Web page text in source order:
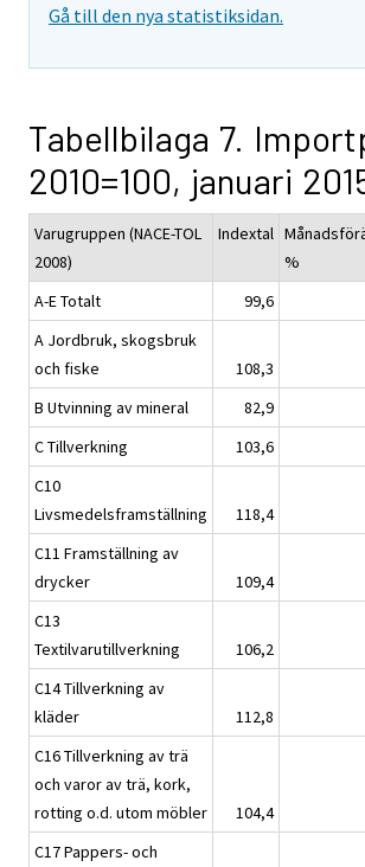
Gå till den nya statistiksidan.
Tabellbilaga 7.
2010=100, januari
Varugruppen (NACE-TOL
2008)
Indextal
%
A-E Totalt
99,6
A Jordbruk, skogsbruk
och fiske
108,3
B Utvinning av mineral
82,9
C Tillverkning
103,6
C10
Livsmedelsframställning
118,4
C11 Framställning av
drycker
109,4
C13
Textilvarutillverkning
106,2
C14 Tillverkning av
kläder
112,8
C16 Tillverkning av trä
och varor av trä, kork,
rotting o.d. utom möbler
104,4
C17 Pappers- och